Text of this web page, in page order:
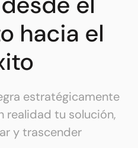
hacia el
estratégicamente
realidad tu solución,
y trascender